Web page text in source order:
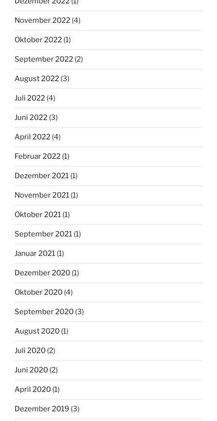
November 2022 (4)
Oktober 2022 (1)
September 2022 (2)
August 2022 (3)
Juli 2022 (4)
Juni 2022 (3)
April 2022 (4)
Februar 2022 (1)
Dezember 2021 (1)
November 2021 (1)
Oktober 2021 (1)
September 2021 (1)
Januar 2021 (1)
Dezember 2020 (1)
Oktober 2020 (4)
September 2020 (3)
August 2020 (1)
Juli 2020 (2)
Juni 2020 (2)
April 2020 (1)
Dezember 2019 (3)